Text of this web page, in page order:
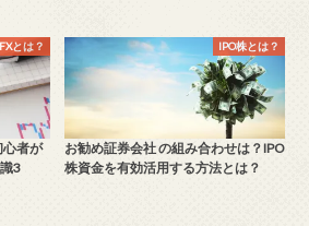
FXとは？
心者が
3
IPO株とは？
お勧め証券会社 の組み合わせは？IPO
株資金を有効活用する方法とは？